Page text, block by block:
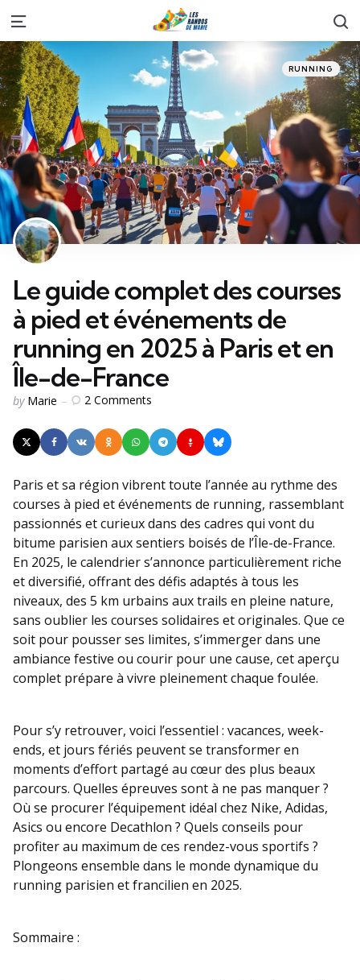
Menu
Categories
Posted
in
RUNNING
Le guide complet des courses
à pied et événements de
running en 2025 à Paris et en
Île-de-France
Posted
by Marie 2 Comments
Paris et sa région vibrent toute l’année au rythme des
courses à pied et événements de running, rassemblant
passionnés et curieux dans des cadres qui vont du
bitume parisien aux sentiers boisés de l’Île-de-France.
En 2025, le calendrier s’annonce particulièrement riche
et diversifié, offrant des défis adaptés à tous les
niveaux, des 5 km urbains aux trails en pleine nature,
sans oublier les courses solidaires et originales. Que ce
soit pour pousser ses limites, s’immerger dans une
ambiance festive ou courir pour une cause, cet aperçu
complet prépare à vivre pleinement chaque foulée.
Pour s’y retrouver, voici l’essentiel : vacances, week-
ends, et jours fériés peuvent se transformer en
moments d’effort partagé au cœur des plus beaux
parcours. Quelles épreuves sont à ne pas manquer ?
Où se procurer l’équipement idéal chez Nike, Adidas,
Asics ou encore Decathlon ? Quels conseils pour
profiter au maximum de ces rendez-vous sportifs ?
Plongeons ensemble dans le monde dynamique du
running parisien et francilien en 2025.
Sommaire :